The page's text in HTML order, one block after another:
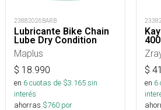
23882026BARB
Lubricante Bike Chain
Lube Dry Condition
Maplus
$ 18.990
en 6cuotas de $3.165sin
interés
ahorras $760 por
400
$
en 6